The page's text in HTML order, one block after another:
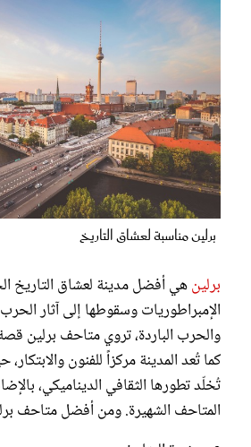
برلين مناسبة لعشاق التاريخ
برلينهي أفضل مدينة لعشاق التاريخ
الإمبراطوريات وسقوطها إلى آثار الحرب
والحرب الباردة، تروي متاحف برلين
كما تُعد المدينة مركزاً للفنون
تُخلّد تطورها الثقافي الديناميكي،
المتاحف الشهيرة. ومن أفضل متاحف